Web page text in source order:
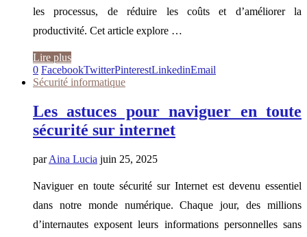
les processus, de réduire les coûts et d’améliorer la
productivité. Cet article explore …
Lire plus
0 FacebookTwitterPinterestLinkedinEmail
Sécurité informatique
Les astuces pour naviguer en toute
sécurité sur internet
parAina Lucia juin 25, 2025
Naviguer en toute sécurité sur Internet est devenu essentiel
dans notre monde numérique. Chaque jour, des millions
d’internautes exposent leurs informations personnelles sans